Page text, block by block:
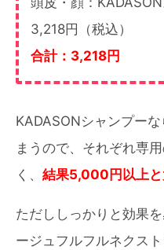
3,218円（税込）
合計：3,218円
KADASONシャンプー
まうので、それぞれ専
く、 結果5,000円以上
ただししっかりと効果
ージュフルフルネクス